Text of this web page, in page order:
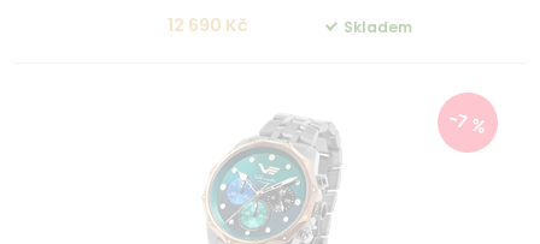
12 690 Kč Skladem
-7 %